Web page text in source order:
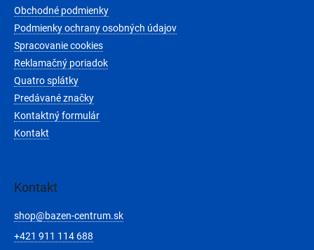
Obchodné podmienky
Podmienky ochrany osobných údajov
Spracovanie cookies
Reklamačný poriadok
Quatro splátky
Predávané značky
Kontaktný formulár
Kontakt
Kontakt
shop@bazen-centrum.sk
+421 911 114 688